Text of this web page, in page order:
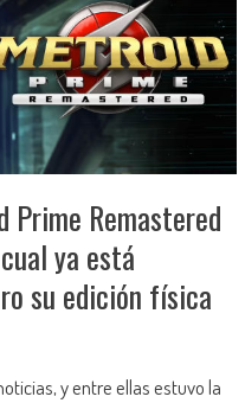
Prime Remastered
ya está
su edición física
y entre ellas estuvo la